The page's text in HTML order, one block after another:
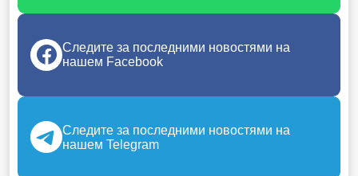
Следите за последними новостями на
нашем Facebook
Следите за последними новостями на
нашем Telegram